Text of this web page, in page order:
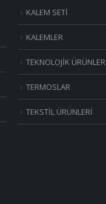
KALEM SETİ
KALEMLER
TEKNOLOJİK ÜRÜNLER
TERMOSLAR
TEKSTİL ÜRÜNLERİ